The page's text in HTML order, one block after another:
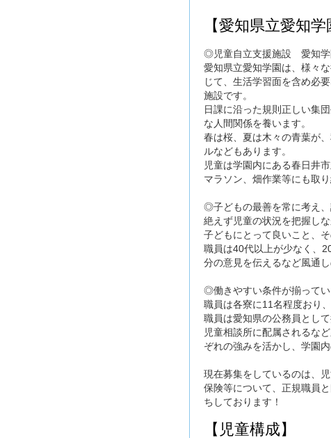
【愛知県立愛知学
◎児童自立支援施設 愛知学
愛知県立愛知学園は、様々
じて、生活学習面を含め必
施設です。
日課に沿った規則正しい集
な人間関係を養います。
春は桜、夏は木々の青葉が
ルなどもあります。
児童は学園内にある春日井
マラソン、畑作業等にも取
◎子どもの最善を常に考え
絶えず児童の状況を把握し
子どもにとって良いこと、
職員は40代以上が少なく、
分の意見を伝えるなど風通
◎働きやすい条件が揃って
職員は各寮に11名程度おり
職員は愛知県の公務員とし
児童相談所に配属されるな
ぞれの強みを活かし、学園
現在募集をしているのは、
保険等について、正規職員
ちしております！
【児童構成】